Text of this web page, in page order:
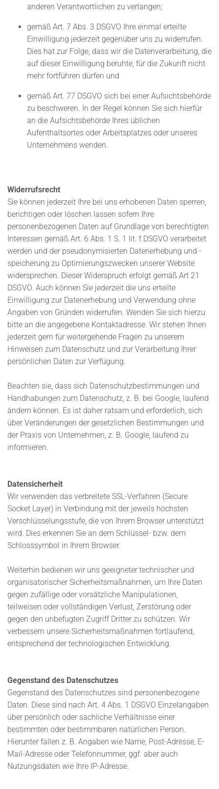
anderen Verantwortlichen zu verlangen;
gemäß Art. 7 Abs. 3 DSGVO Ihre einmal erteilte
Einwilligung jederzeit gegenüber uns zu widerrufen.
Dies hat zur Folge, dass wir die Datenverarbeitung, die
auf dieser Einwilligung beruhte, für die Zukunft nicht
mehr fortführen dürfen und
gemäß Art. 77 DSGVO sich bei einer Aufsichtsbehörde
zu beschweren. In der Regel können Sie sich hierfür
an die Aufsichtsbehörde Ihres üblichen
Aufenthaltsortes oder Arbeitsplatzes oder unseres
Unternehmens wenden.
Widerrufsrecht
Sie können jederzeit Ihre bei uns erhobenen Daten sperren,
berichtigen oder löschen lassen sofern Ihre
personenbezogenen Daten auf Grundlage von berechtigten
Interessen gemäß Art. 6 Abs. 1 S. 1 lit. f DSGVO verarbeitet
werden und der pseudonymisierten Datenerhebung und -
speicherung zu Optimierungszwecken unserer Website
widersprechen. Dieser Widerspruch erfolgt gemäß Art 21
DSGVO. Auch können Sie jederzeit die uns erteilte
Einwilligung zur Datenerhebung und Verwendung ohne
Angaben von Gründen widerrufen. Wenden Sie sich hierzu
bitte an die angegebene Kontaktadresse. Wir stehen Ihnen
jederzeit gern für weitergehende Fragen zu unserem
Hinweisen zum Datenschutz und zur Verarbeitung Ihrer
persönlichen Daten zur Verfügung.
Beachten sie, dass sich Datenschutzbestimmungen und
Handhabungen zum Datenschutz, z. B. bei Google, laufend
ändern können. Es ist daher ratsam und erforderlich, sich
über Veränderungen der gesetzlichen Bestimmungen und
der Praxis von Unternehmen, z. B. Google, laufend zu
informieren.
Datensicherheit
Wir verwenden das verbreitete SSL-Verfahren (Secure
Socket Layer) in Verbindung mit der jeweils höchsten
Verschlüsselungsstufe, die von Ihrem Browser unterstützt
wird. Dies erkennen Sie an dem Schlüssel- bzw. dem
Schlosssymbol in Ihrem Browser.
Weiterhin bedienen wir uns geeigneter technischer und
organisatorischer Sicherheitsmaßnahmen, um Ihre Daten
gegen zufällige oder vorsätzliche Manipulationen,
teilweisen oder vollständigen Verlust, Zerstörung oder
gegen den unbefugten Zugriff Dritter zu schützen. Wir
verbessern unsere Sicherheitsmaßnahmen fortlaufend,
entsprechend der technologischen Entwicklung.
Gegenstand des Datenschutzes
Gegenstand des Datenschutzes sind personenbezogene
Daten. Diese sind nach Art. 4 Abs. 1 DSGVO Einzelangaben
über persönlich oder sachliche Verhältnisse einer
bestimmten oder bestimmbaren natürlichen Person.
Hierunter fallen z. B. Angaben wie Name, Post-Adresse, E-
Mail-Adresse oder Telefonnummer, ggf. aber auch
Nutzungsdaten wie Ihre IP-Adresse.